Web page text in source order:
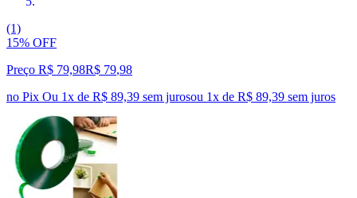
(1)
15% OFF
Preço R$ 79,98R$ 79,98
no Pix Ou 1x de R$ 89,39 sem jurosou 1x de R$ 89,39 sem juros